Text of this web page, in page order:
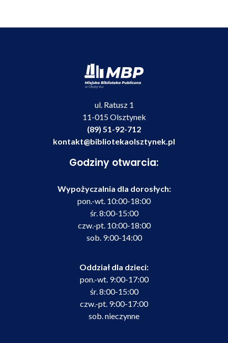
ul. Ratusz 1
11-015 Olsztynek
(89) 51-92-712
kontakt@bibliotekaolsztynek.pl
Godziny otwarcia:
Wypożyczalnia dla dorosłych:
pon.-wt. 10:00-18:00
śr. 8:00-15:00
czw.-pt. 10:00-18:00
sob. 9:00-14:00
Oddział dla dzieci:
pon.-wt. 9:00-17:00
śr. 8:00-15:00
czw.-pt. 9:00-17:00
sob. nieczynne